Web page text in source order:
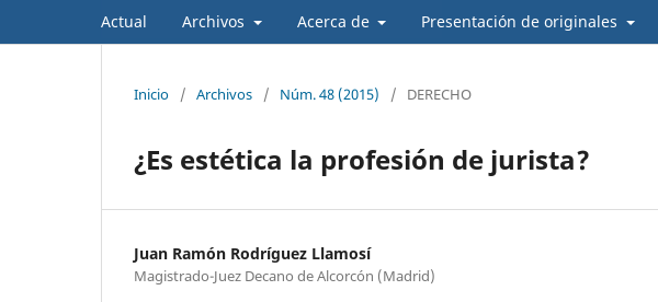
Actual Archivos Acerca de Presentación de originales
Inicio / Archivos / Núm. 48 (2015) / DERECHO
¿Es estética la profesión de jurista?
Juan Ramón Rodríguez Llamosí
Magistrado-Juez Decano de Alcorcón (Madrid)